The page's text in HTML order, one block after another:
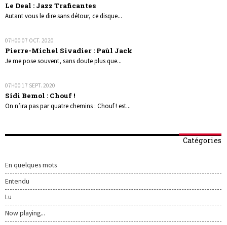
Le Deal : Jazz Traficantes
Autant vous le dire sans détour, ce disque...
07H00 07 OCT. 2020
Pierre-Michel Sivadier : Paùl Jack
Je me pose souvent, sans doute plus que...
07H00 17 SEPT. 2020
Sidi Bemol : Chouf !
On n’ira pas par quatre chemins : Chouf ! est...
Catégories
En quelques mots
Entendu
Lu
Now playing...